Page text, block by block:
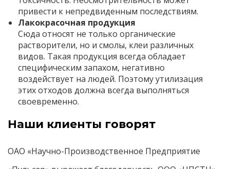
привести к непредвиденным последствиям.
Лакокрасочная продукция
Сюда относят не только органические
растворители, но и смолы, клеи различных
видов. Такая продукция всегда обладает
специфическим запахом, негативно
воздействует на людей. Поэтому утилизация
этих отходов должна всегда выполняться
своевременно.
Наши клиенты говорят
ОАО «Научно-Производственное Предприятие